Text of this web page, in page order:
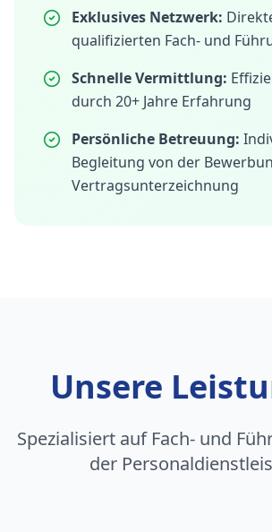
Exklusives Netzwerk:
qualifizierten Fach- und
Schnelle Vermittlung:
durch 20+ Jahre Erfahrung
Persönliche Betreuung:
Begleitung von der
Vertragsunterzeichnung
Unsere
Spezialisiert auf Fach- und
der